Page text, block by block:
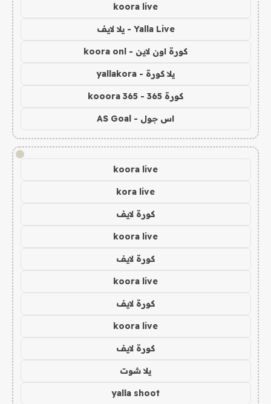
koora live
Yalla Live - يلا لايف
كورة اون لاين - koora onl
يلا كورة - yallakora
كورة 365 - kooora 365
اس جول - AS Goal
!
koora live
kora live
كورة لايف
koora live
كورة لايف
koora live
كورة لايف
koora live
كورة لايف
يلا شوت
yalla shoot